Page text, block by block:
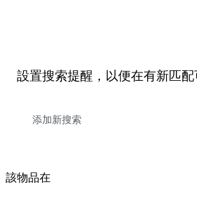
設置搜索提醒，以便在有新匹配
該物品在